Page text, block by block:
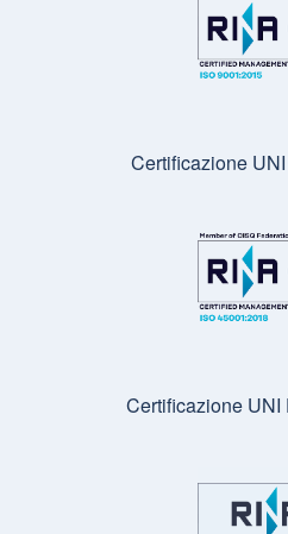
Certificazione
Certificazione UNI